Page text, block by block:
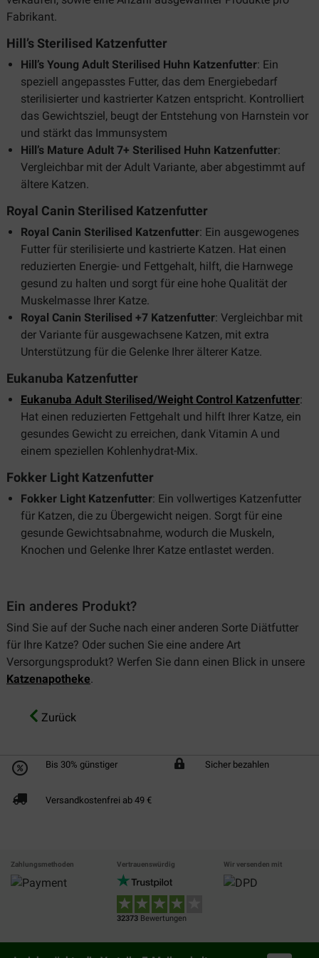
Fabrikant.
Hill’s Sterilised Katzenfutter
Hill’s Young Adult Sterilised Huhn Katzenfutter: Ein
speziell angepasstes Futter, das dem Energiebedarf
sterilisierter und kastrierter Katzen entspricht. Kontrolliert
das Gewichtsziel, beugt der Entstehung von Harnstein vor
und stärkt das Immunsystem
Hill’s Mature Adult 7+ Sterilised Huhn Katzenfutter:
Vergleichbar mit der Adult Variante, aber abgestimmt auf
ältere Katzen.
Royal Canin Sterilised Katzenfutter
Royal Canin Sterilised Katzenfutter: Ein ausgewogenes
Futter für sterilisierte und kastrierte Katzen. Hat einen
reduzierten Energie- und Fettgehalt, hilft, die Harnwege
gesund zu halten und sorgt für eine hohe Qualität der
Muskelmasse Ihrer Katze.
Royal Canin Sterilised +7 Katzenfutter: Vergleichbar mit
der Variante für ausgewachsene Katzen, mit extra
Unterstützung für die Gelenke Ihrer älterer Katze.
Eukanuba Katzenfutter
Eukanuba Adult Sterilised/Weight Control Katzenfutter:
Hat einen reduzierten Fettgehalt und hilft Ihrer Katze, ein
gesundes Gewicht zu erreichen, dank Vitamin A und
einem speziellen Kohlenhydrat-Mix.
Fokker Light Katzenfutter
Fokker Light Katzenfutter: Ein vollwertiges Katzenfutter
für Katzen, die zu Übergewicht neigen. Sorgt für eine
gesunde Gewichtsabnahme, wodurch die Muskeln,
Knochen und Gelenke Ihrer Katze entlastet werden.
Ein anderes Produkt?
Sind Sie auf der Suche nach einer anderen Sorte Diätfutter
für Ihre Katze? Oder suchen Sie eine andere Art
Versorgungsprodukt? Werfen Sie dann einen Blick in unsere
Katzenapotheke.
Zurück
Bis 30% günstiger Sicher bezahlen
Versandkostenfrei ab 49 €
Zahlungsmethoden Vertrauenswürdig
32373 Bewertungen
Wir versenden mit